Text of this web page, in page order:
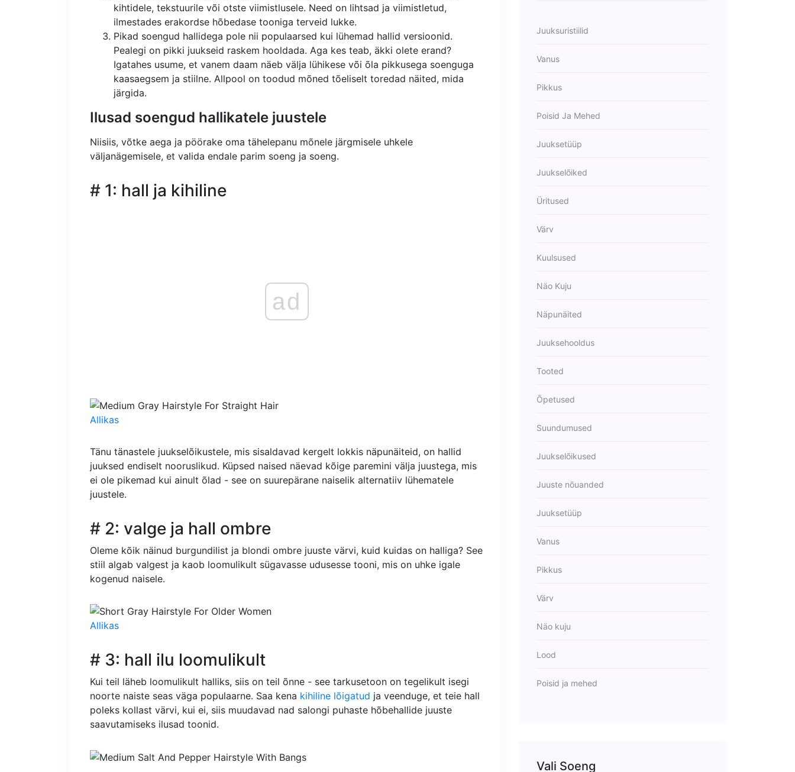
kihtidele, tekstuurile või otste viimistlusele. Need on lihtsad ja viimistletud,
ilmestades erakordse hõbedase tooniga terveid lukke.
Pikad soengud hallidega pole nii populaarsed kui lühemad hallid versioonid.
Pealegi on pikki juukseid raskem hooldada. Aga kes teab, äkki olete erand?
Igatahes usume, et vanem daam näeb välja lühikese või õla pikkusega soenguga
kaasaegsem ja stiilne. Allpool on toodud mõned tõeliselt toredad näited, mida
järgida.
Ilusad soengud hallikatele juustele
Niisiis, võtke aega ja pöörake oma tähelepanu mõnele järgmisele uhkele
väljanägemisele, et valida endale parim soeng ja soeng.
# 1: hall ja kihiline
ad
Allikas
Tänu tänastele juukselõikustele, mis sisaldavad kergelt lokkis näpunäiteid, on hallid
juuksed endiselt nooruslikud. Küpsed naised näevad kõige paremini välja juustega, mis
ei ole pikemad kui ainult õlad - see on suurepärane naiselik alternatiiv lühematele
juustele.
# 2: valge ja hall ombre
Oleme kõik näinud burgundilist ja blondi ombre juuste värvi, kuid kuidas on halliga? See
stiil algab valgest ja kaob loomulikult sügavasse udusesse tooni, mis on uhke igale
kogenud naisele.
Allikas
# 3: hall ilu loomulikult
Kui teil läheb loomulikult halliks, siis on teil õnne - see tarkusetoon on tegelikult isegi
noorte naiste seas väga populaarne. Saa kena kihiline lõigatud ja veenduge, et teie hall
poleks kollast värvi, kui ei, siis muudavad nad salongi puhaste hõbehallide juuste
saavutamiseks ilusad toonid.
Juuksuristiilid
Vanus
Pikkus
Poisid Ja Mehed
Juuksetüüp
Juukselõiked
Üritused
Värv
Kuulsused
Näo Kuju
Näpunäited
Juuksehooldus
Tooted
Õpetused
Suundumused
Juukselõikused
Juuste nõuanded
Juuksetüüp
Vanus
Pikkus
Värv
Näo kuju
Lood
Poisid ja mehed
Vali Soeng